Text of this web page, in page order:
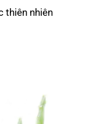
thiên nhiên